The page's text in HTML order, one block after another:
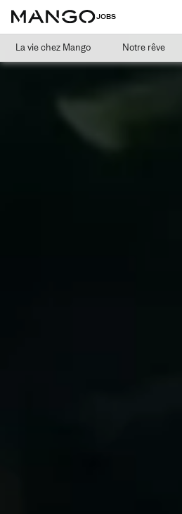
JOBS
La vie chez Mango Notre rêve